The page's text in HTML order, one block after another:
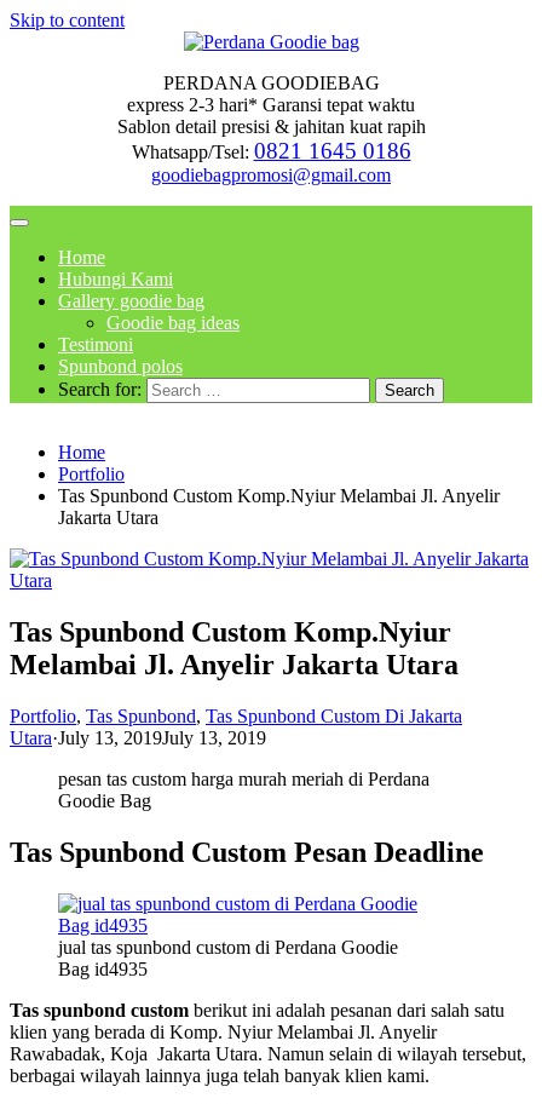
Skip to content
PERDANA GOODIEBAG
express 2-3 hari* Garansi tepat waktu
Sablon detail presisi & jahitan kuat rapih
Whatsapp/Tsel: 0821 1645 0186
goodiebagpromosi@gmail.com
Home
Hubungi Kami
Gallery goodie bag
Goodie bag ideas
Testimoni
Spunbond polos
Search for:
Home
Portfolio
Tas Spunbond Custom Komp.Nyiur Melambai Jl. Anyelir
Jakarta Utara
Tas Spunbond Custom Komp.Nyiur
Melambai Jl. Anyelir Jakarta Utara
Portfolio, Tas Spunbond, Tas Spunbond Custom Di Jakarta
Utara·July 13, 2019July 13, 2019
pesan tas custom harga murah meriah di Perdana
Goodie Bag
Tas Spunbond Custom Pesan Deadline
jual tas spunbond custom di Perdana Goodie
Bag id4935
Tas spunbond custom berikut ini adalah pesanan dari salah satu
klien yang berada di Komp. Nyiur Melambai Jl. Anyelir
Rawabadak, Koja Jakarta Utara. Namun selain di wilayah tersebut,
berbagai wilayah lainnya juga telah banyak klien kami.